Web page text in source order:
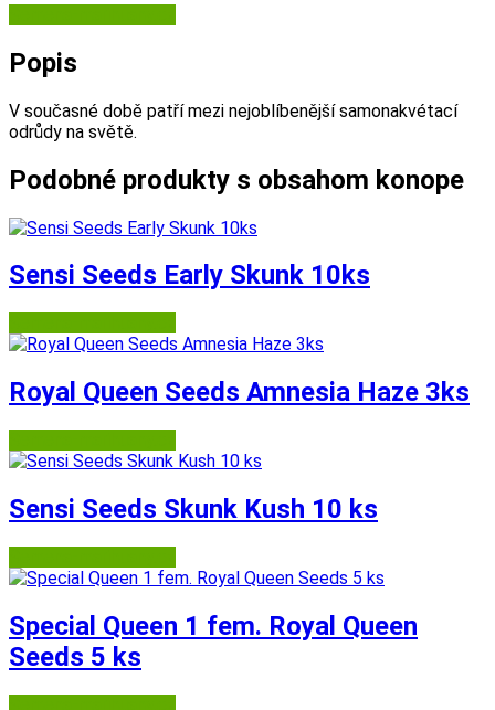
Popis
V současné době patří mezi nejoblíbenější samonakvétací
odrůdy na světě.
Podobné produkty s obsahom konope
Sensi Seeds Early Skunk 10ks
Royal Queen Seeds Amnesia Haze 3ks
Sensi Seeds Skunk Kush 10 ks
Special Queen 1 fem. Royal Queen
Seeds 5 ks